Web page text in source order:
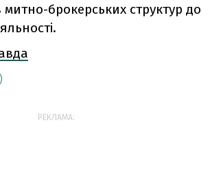
митно-брокерських структур до
РЕКЛАМА: